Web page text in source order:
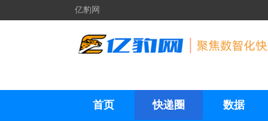
亿豹网
首页 快递圈 数据